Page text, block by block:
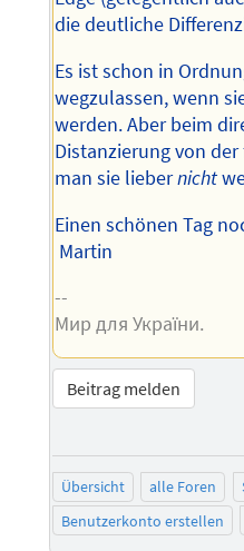
die deutliche
Es ist schon in
wegzulassen, wenn
werden. Aber beim
Distanzierung von
man sie liebernicht
Einen schönen Tag
Martin
--
Мир для України.
Beitrag melden
Übersicht alle Foren
Benutzerkonto erstellen